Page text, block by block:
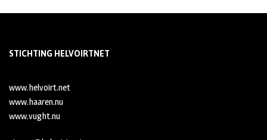
STICHTING HELVOIRTNET
www.helvoirt.net
www.haaren.nu
www.vught.nu